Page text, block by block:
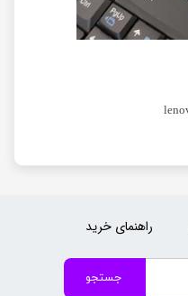
جستجو
راهنمای خرید